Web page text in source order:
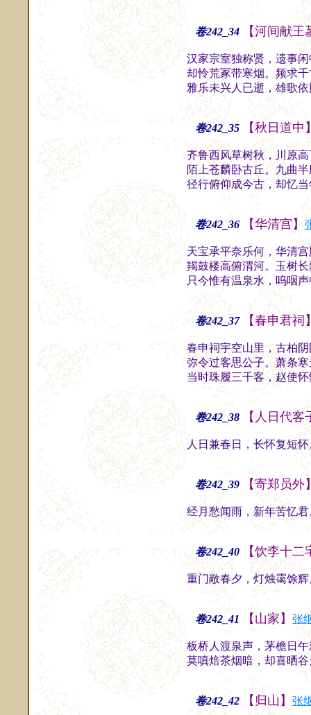
卷242_34 【河间献王
汉家宗室独称贤，遗事
却怜荒冢带寒烟。频求
雅乐未兴人已逝，雄歌
卷242_35 【秋日道中
齐鲁西风草树秋，川原
陌上苍麟卧古丘。九曲
径行俯仰成今古，却忆
卷242_36 【华清宫】
天宝承平奈乐何，华清
羯鼓楼高俯渭河。玉树
只今惟有温泉水，呜咽
卷242_37 【春申君祠
春申祠宇空山里，古柏
弥令过客思公子。萧条
当时珠履三千客，赵使
卷242_38 【人日代
人日兼春日，长怀复短
卷242_39 【寄郑员外
经月愁闻雨，新年苦忆
卷242_40 【饮李十二
重门敞春夕，灯烛霭馀
卷242_41 【山家】 张
板桥人渡泉声，茅檐日
莫嗔焙茶烟暗，却喜晒
卷242_42 【归山】 张